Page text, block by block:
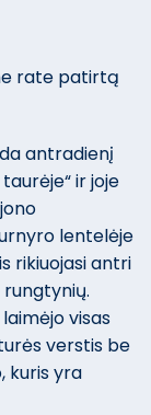
rate patirtą
antradienį
ir joje
lentelėje
rikiuojasi antri
visas
verstis be
kuris yra